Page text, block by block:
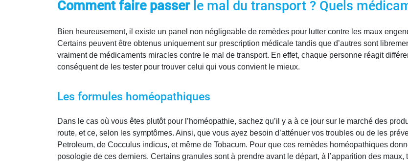
Comment faire passerle mal du transport ? Quels
Bien heureusement, il existe un panel non négligeable de remèdes pour lutter contre les maux
Certains peuvent être obtenus uniquement sur prescription médicale tandis que d’autres sont
vraiment de médicaments miracles contre le mal de transport. En effet, chaque personne réagit
conséquent de les tester pour trouver celui qui vous convient le mieux.
Les formules homéopathiques
Dans le cas où vous êtes plutôt pour l’homéopathie, sachez qu’il y a à ce jour sur le marché des
route, et ce, selon les symptômes. Ainsi, que vous ayez besoin d’atténuer vos troubles ou de les
Petroleum, de Cocculus indicus, et même de Tobacum. Pour que ces remèdes homéopathiques
posologie de ces derniers. Certains granules sont à prendre avant le départ, à l’apparition des